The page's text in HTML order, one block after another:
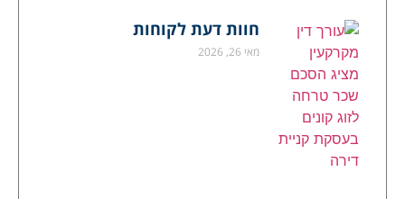
חוות דעת לקוחות
מאי 26, 2026